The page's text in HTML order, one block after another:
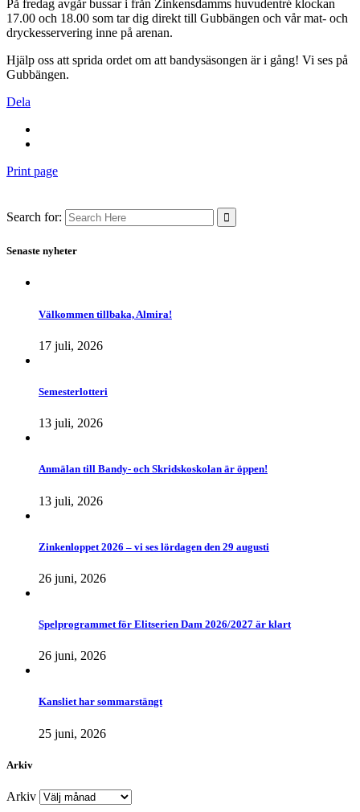
På fredag avgår bussar i från Zinkensdamms huvudentré klockan
17.00 och 18.00 som tar dig direkt till Gubbängen och vår mat- och
dryckesservering inne på arenan.
Hjälp oss att sprida ordet om att bandysäsongen är i gång! Vi ses på
Gubbängen.
Dela
Print page
Search for:
Senaste nyheter
Välkommen tillbaka, Almira!
17 juli, 2026
Semesterlotteri
13 juli, 2026
Anmälan till Bandy- och Skridskoskolan är öppen!
13 juli, 2026
Zinkenloppet 2026 – vi ses lördagen den 29 augusti
26 juni, 2026
Spelprogrammet för Elitserien Dam 2026/2027 är klart
26 juni, 2026
Kansliet har sommarstängt
25 juni, 2026
Arkiv
Arkiv